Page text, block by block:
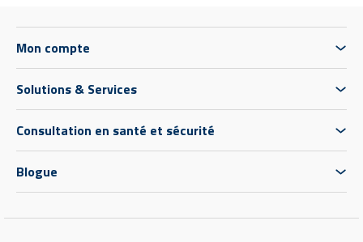
Mon compte
Solutions & Services
Consultation en santé et sécurité
Blogue